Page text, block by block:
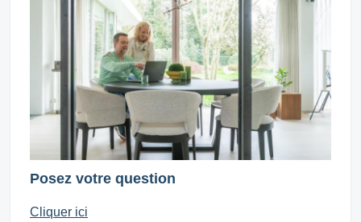
Posez votre question
Cliquer ici